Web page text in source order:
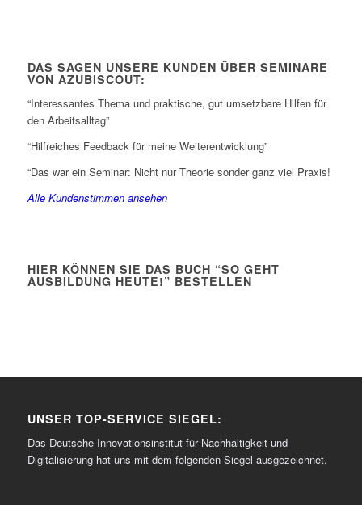
DAS SAGEN UNSERE KUNDEN ÜBER SEMINARE
VON AZUBISCOUT:
“Interessantes Thema und praktische, gut umsetzbare Hilfen für
den Arbeitsalltag”
“Hilfreiches Feedback für meine Weiterentwicklung”
“Das war ein Seminar: Nicht nur Theorie sonder ganz viel Praxis!
Alle Kundenstimmen ansehen
HIER KÖNNEN SIE DAS BUCH “SO GEHT
AUSBILDUNG HEUTE!” BESTELLEN
UNSER TOP-SERVICE SIEGEL:
Das Deutsche Innovationsinstitut für Nachhaltigkeit und
Digitalisierung hat uns mit dem folgenden Siegel ausgezeichnet.